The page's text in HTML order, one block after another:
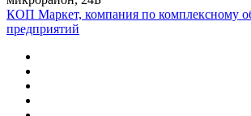
КОП Маркет, компания по комплексному
предприятий